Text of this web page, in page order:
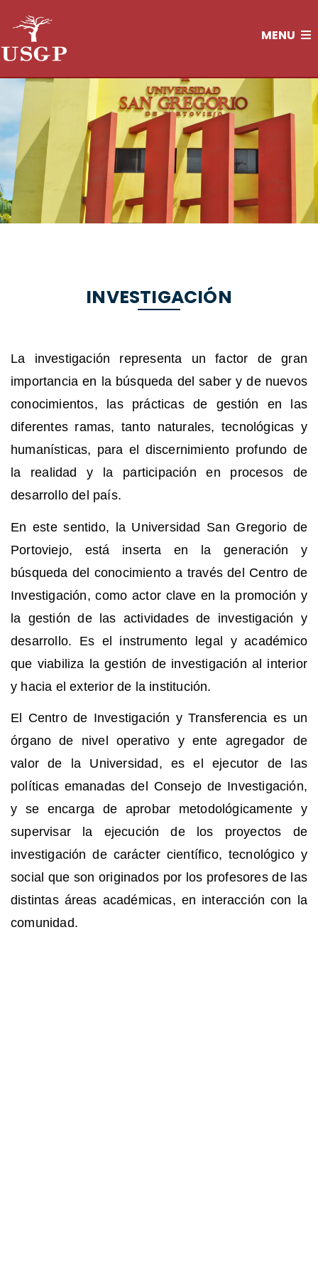
MENU
INVESTIGACIÓN
La investigación representa un factor de gran
importancia en la búsqueda del saber y de nuevos
conocimientos, las prácticas de gestión en las
diferentes ramas, tanto naturales, tecnológicas y
humanísticas, para el discernimiento profundo de
la realidad y la participación en procesos de
desarrollo del país.
En este sentido, la Universidad San Gregorio de
Portoviejo, está inserta en la generación y
búsqueda del conocimiento a través del Centro de
Investigación, como actor clave en la promoción y
la gestión de las actividades de investigación y
desarrollo. Es el instrumento legal y académico
que viabiliza la gestión de investigación al interior
y hacia el exterior de la institución.
El Centro de Investigación y Transferencia es un
órgano de nivel operativo y ente agregador de
valor de la Universidad, es el ejecutor de las
políticas emanadas del Consejo de Investigación,
y se encarga de aprobar metodológicamente y
supervisar la ejecución de los proyectos de
investigación de carácter científico, tecnológico y
social que son originados por los profesores de las
distintas áreas académicas, en interacción con la
comunidad.